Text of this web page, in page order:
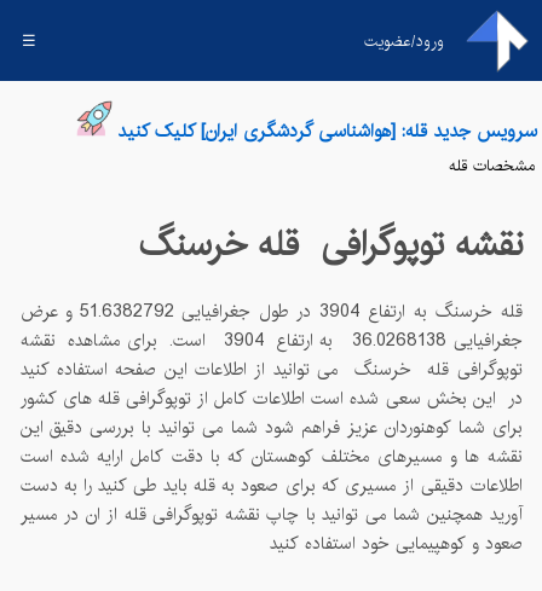
ورود/عضویت ☰
سرویس جدید قله: [هواشناسی گردشگری ایران] کلیک کنید
مشخصات قله
نقشه توپوگرافی قلهخرسنگ
قله خرسنگ 3904
51.6382792 و عرض
جغرافیایی 36.0268138
3904
است. برای مشاهده نقشه
توپوگرافی قله خرسنگ می توانید از اطلاعات این صفحه استفاده کنید
در این بخش سعی شده است اطلاعات کامل از توپوگرافی قله های کشور
برای شما کوهنوردان عزیز فراهم شود شما می توانید با بررسی دقیق این
نقشه ها و مسیرهای مختلف کوهستان که با دقت کامل ارایه شده است
اطلاعات دقیقی از مسیری که برای صعود به قله باید طی کنید را به دست
آورید همچنین شما می توانید با چاپ نقشه توپوگرافی قله از ان در مسیر
صعود و کوهپیمایی خود استفاده کنید